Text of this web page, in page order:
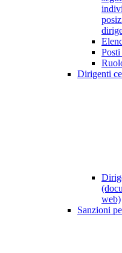
Dirigenti
web)
Sanzioni